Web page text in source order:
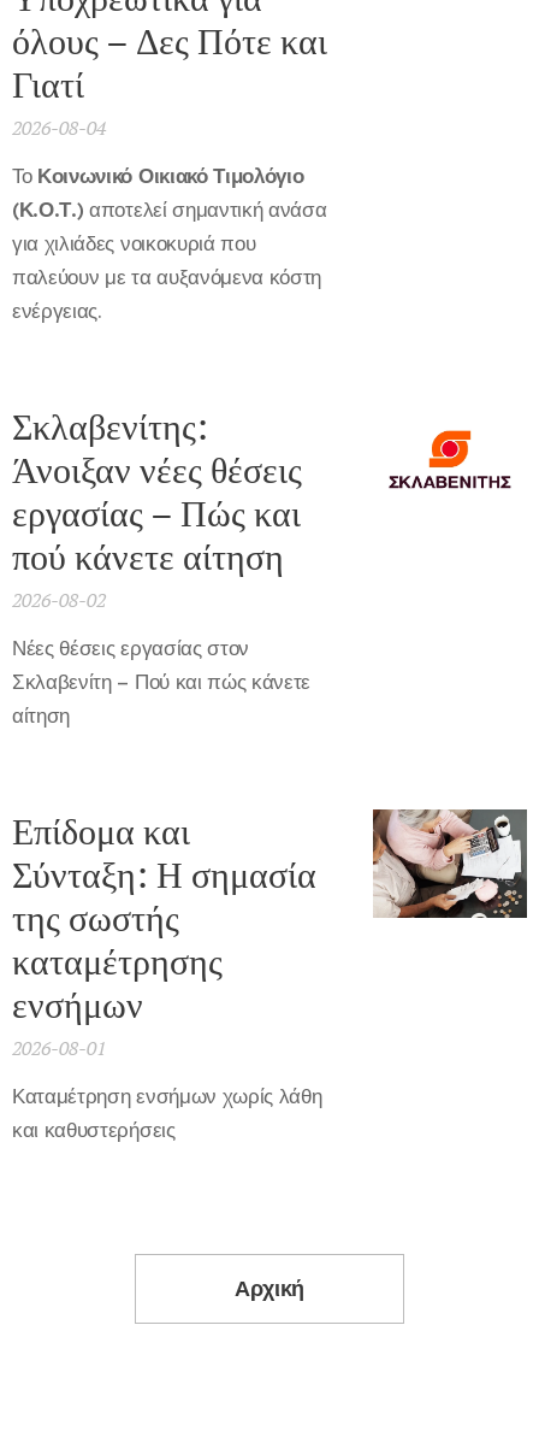
όλους – Δες Πότε και
Γιατί
2026-08-04
Το Κοινωνικό Οικιακό Τιμολόγιο
(Κ.Ο.Τ.) αποτελεί σημαντική ανάσα
για χιλιάδες νοικοκυριά που
παλεύουν με τα αυξανόμενα κόστη
ενέργειας.
Σκλαβενίτης:
Άνοιξαν νέες θέσεις
εργασίας – Πώς και
πού κάνετε αίτηση
2026-08-02
Νέες θέσεις εργασίας στον
Σκλαβενίτη – Πού και πώς κάνετε
αίτηση
Επίδομα και
Σύνταξη: Η σημασία
της σωστής
καταμέτρησης
ενσήμων
2026-08-01
Καταμέτρηση ενσήμων χωρίς λάθη
και καθυστερήσεις
Αρχική